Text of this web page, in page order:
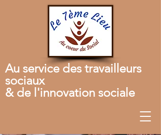
Au service des travailleurs
sociaux
& de l'innovation sociale